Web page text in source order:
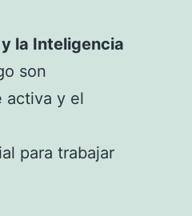
la Inteligencia
son
activa y el
para trabajar